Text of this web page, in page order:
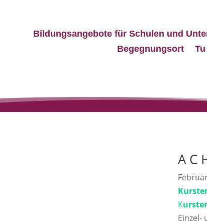
Bildungsangebote für Schulen und
Begegnungsort
Tu
A C
K
Einzel-